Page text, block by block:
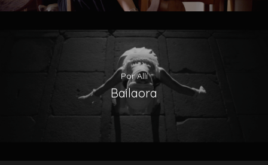
Por Allí
Bailaora